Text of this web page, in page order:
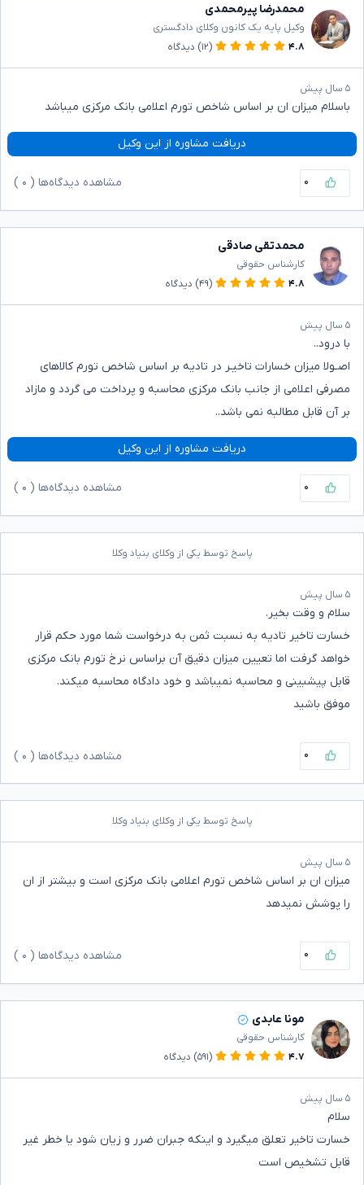
محمدرضا پیرمحمدی
وکیل پایه یک کانون وکلای دادگستری
۴.۸
(۱۲) دیدگاه
۵ سال پیش
باسلام میزان ان بر اساس شاخص تورم اعلامی بانک مرکزی میباشد
دریافت مشاوره از این وکیل
۰ مشاهده دیدگاه‌ها ( ۰
محمدتقی صادقی
کارشناس حقوقی
۴.۸
(۴۹) دیدگاه
۵ سال پیش
با درود..
اصـولا میزان خسارات تاخیـر در تادیه بر اساس شاخص تورم کالاهای
مصرفی اعلامی از جانب بانک مرکزی محاسبه و پرداخت می گردد و مازاد
بر آن قابل مطالبه نمی باشد..
دریافت مشاوره از این وکیل
۰ مشاهده دیدگاه‌ها ( ۰
پاسخ توسط یکی از وکلای بنیاد وکلا
۵ سال پیش
سلام و وقت بخیر.
خسارت تاخیر تادیه به نسبت ثمن به درخواست شما مورد حکم قرار
خواهد گرفت اما تعیین میزان دقیق آن براساس نرخ تورم بانک مرکزی
قابل پیشبینی و محاسبه نمیباشد و خود دادگاه محاسبه میکند.
موفق باشید
۰ مشاهده دیدگاه‌ها ( ۰
پاسخ توسط یکی از وکلای بنیاد وکلا
۵ سال پیش
میزان ان بر اساس شاخص تورم اعلامی بانک مرکزی است و بیشتر از ان
را پوشش نمیدهد
۰ مشاهده دیدگاه‌ها ( ۰
مونا عابدی
کارشناس حقوقی
۴.۷
(۵۹۱) دیدگاه
۵ سال پیش
سلام
خسارت تاخیر تعلق میگیرد و اینکه جبران ضرر و زیان شود یا خطر غیر
قابل تشخیص است